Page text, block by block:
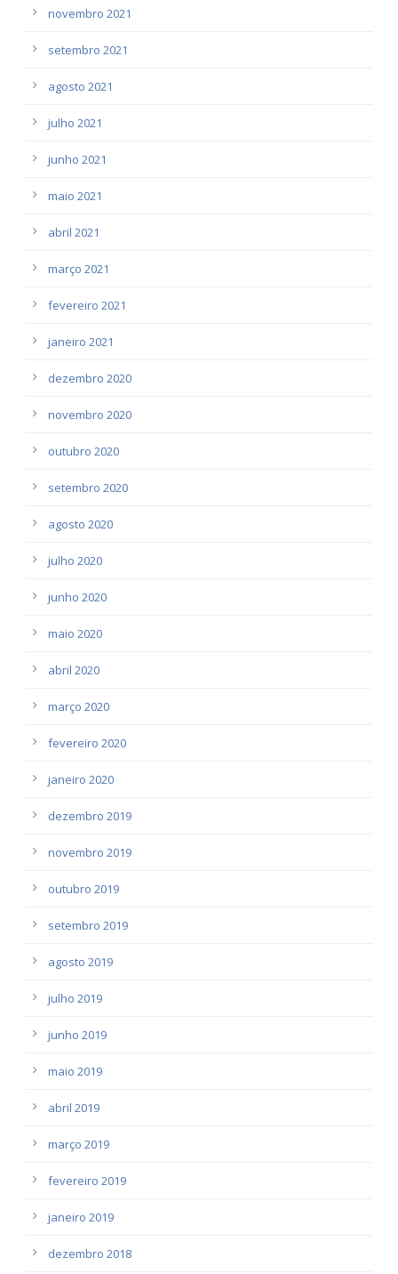
novembro 2021
setembro 2021
agosto 2021
julho 2021
junho 2021
maio 2021
abril 2021
março 2021
fevereiro 2021
janeiro 2021
dezembro 2020
novembro 2020
outubro 2020
setembro 2020
agosto 2020
julho 2020
junho 2020
maio 2020
abril 2020
março 2020
fevereiro 2020
janeiro 2020
dezembro 2019
novembro 2019
outubro 2019
setembro 2019
agosto 2019
julho 2019
junho 2019
maio 2019
abril 2019
março 2019
fevereiro 2019
janeiro 2019
dezembro 2018